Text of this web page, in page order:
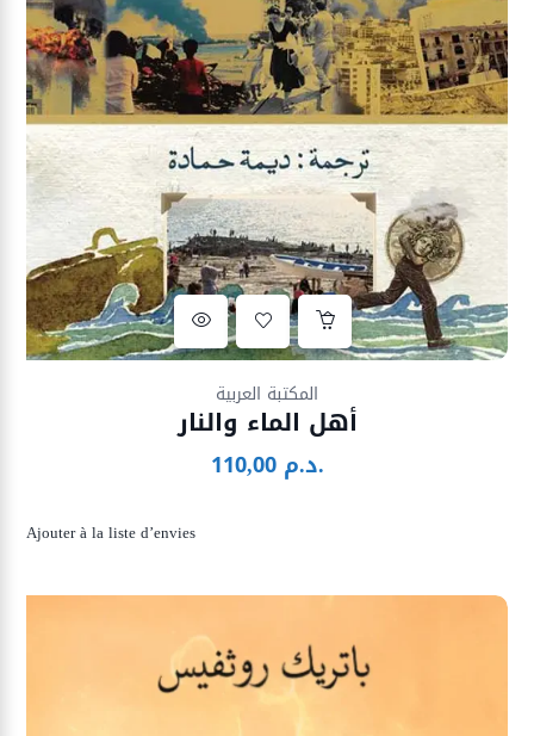
المكتبة العربية
أهل الماء والنار
110,00 د.م.
Ajouter à la liste d’envies